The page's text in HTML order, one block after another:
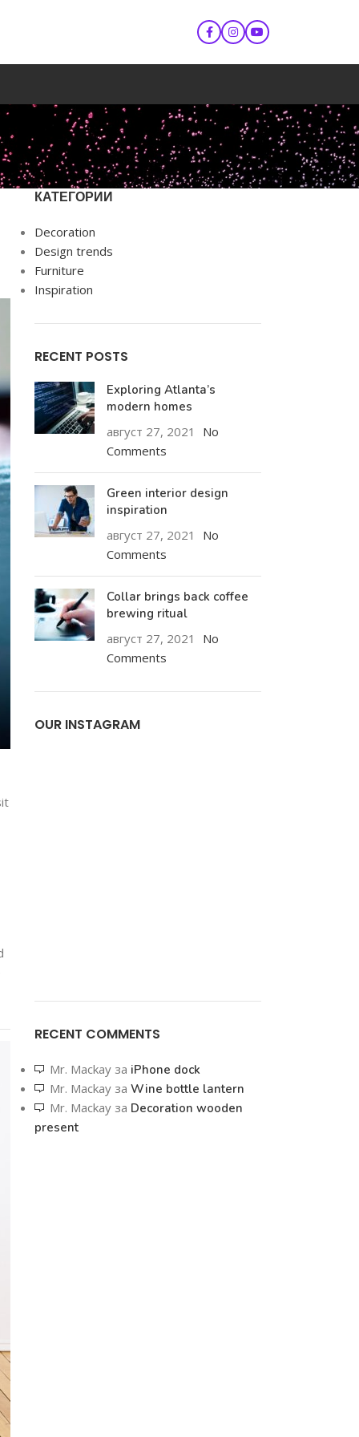
КАТЕГОРИИ
Decoration
Design trends
Furniture
Inspiration
RECENT POSTS
Exploring Atlanta’s
modern homes
август 27, 2021
No
Comments
Green interior design
inspiration
август 27, 2021
No
Comments
Collar brings back coffee
brewing ritual
август 27, 2021
No
Comments
OUR INSTAGRAM
RECENT COMMENTS
Mr. Mackayза iPhone dock
Mr. Mackayза Wine bottle lantern
Mr. Mackayза Decoration wooden
present